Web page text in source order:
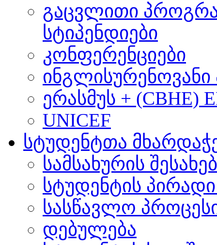
გაცვლითი
სტიპენდიები
კონფერენციები
ერასმუს + (CBHE)
UNICEF
სტუდენტთა
სამსახურის შესახებ
სტუდენტის
სასწავლო
დებულება